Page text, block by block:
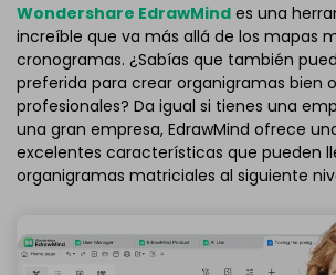
Wondershare EdrawMind es una
increíble que va más allá de los mapas
cronogramas. ¿Sabías que también
preferida para crear organigramas bien
profesionales? Da igual si tienes una
una gran empresa, EdrawMind ofrece
excelentes características que pueden
organigramas matriciales al siguiente